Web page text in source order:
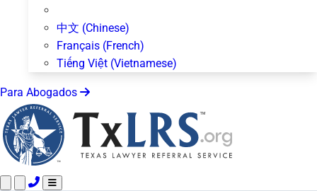
中文 (Chinese)
Français (French)
Tiếng Việt (Vietnamese)
Para Abogados